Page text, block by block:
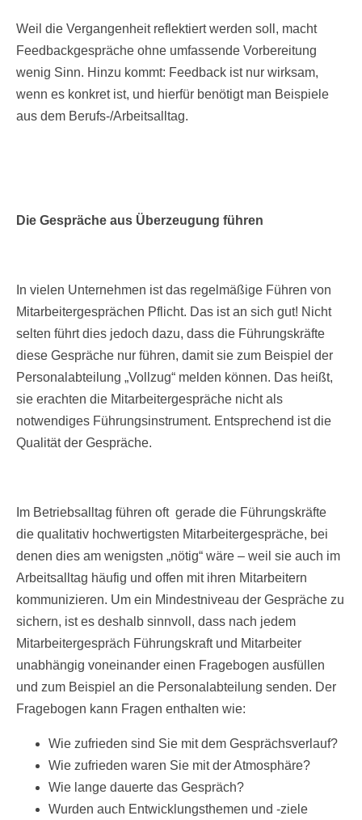
Weil die Vergangenheit reflektiert werden soll, macht
Feedbackgespräche ohne umfassende Vorbereitung
wenig Sinn. Hinzu kommt: Feedback ist nur wirksam,
wenn es konkret ist, und hierfür benötigt man Beispiele
aus dem Berufs-/Arbeitsalltag.
Die Gespräche aus Überzeugung führen
In vielen Unternehmen ist das regelmäßige Führen von
Mitarbeitergesprächen Pflicht. Das ist an sich gut! Nicht
selten führt dies jedoch dazu, dass die Führungskräfte
diese Gespräche nur führen, damit sie zum Beispiel der
Personalabteilung „Vollzug“ melden können. Das heißt,
sie erachten die Mitarbeitergespräche nicht als
notwendiges Führungsinstrument. Entsprechend ist die
Qualität der Gespräche.
Im Betriebsalltag führen oft gerade die Führungskräfte
die qualitativ hochwertigsten Mitarbeitergespräche, bei
denen dies am wenigsten „nötig“ wäre – weil sie auch im
Arbeitsalltag häufig und offen mit ihren Mitarbeitern
kommunizieren. Um ein Mindestniveau der Gespräche zu
sichern, ist es deshalb sinnvoll, dass nach jedem
Mitarbeitergespräch Führungskraft und Mitarbeiter
unabhängig voneinander einen Fragebogen ausfüllen
und zum Beispiel an die Personalabteilung senden. Der
Fragebogen kann Fragen enthalten wie:
Wie zufrieden sind Sie mit dem Gesprächsverlauf?
Wie zufrieden waren Sie mit der Atmosphäre?
Wie lange dauerte das Gespräch?
Wurden auch Entwicklungsthemen und -ziele